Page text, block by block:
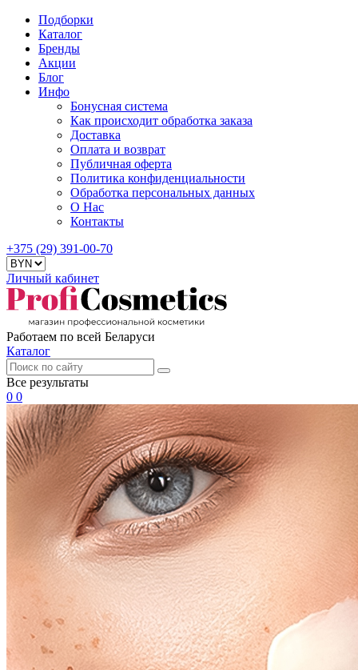
Подборки
Каталог
Бренды
Акции
Блог
Инфо
Бонусная система
Как происходит обработка заказа
Доставка
Оплата и возврат
Публичная оферта
Политика конфиденциальности
Обработка персональных данных
О Нас
Контакты
+375 (29) 391-00-70
Личный кабинет
Работаем по всей Беларуси
Каталог
Все результаты
0 0